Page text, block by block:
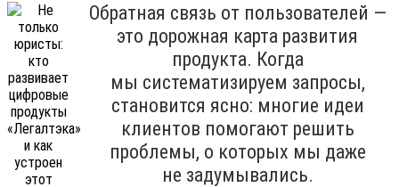
Обратная связь от пользователей —
это дорожная карта развития
продукта. Когда
мы систематизируем запросы,
становится ясно: многие идеи
клиентов помогают решить
проблемы, о которых мы даже
не задумывались.